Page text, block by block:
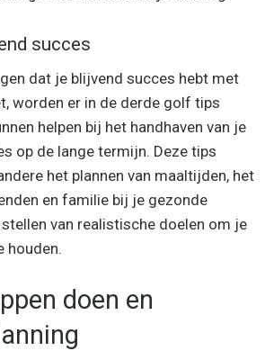
succes
dat je blijvend succes hebt met
worden er in de derde golf tips
helpen bij het handhaven van je
op de lange termijn. Deze tips
het plannen van maaltijden, het
en familie bij je gezonde
van realistische doelen om je
houden.
doen en